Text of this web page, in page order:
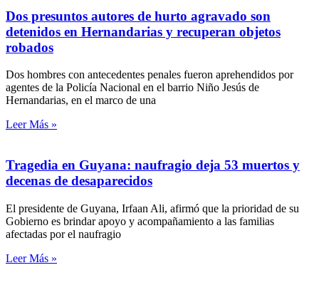
Dos presuntos autores de hurto agravado son
detenidos en Hernandarias y recuperan objetos
robados
Dos hombres con antecedentes penales fueron aprehendidos por
agentes de la Policía Nacional en el barrio Niño Jesús de
Hernandarias, en el marco de una
Leer Más »
Tragedia en Guyana: naufragio deja 53 muertos y
decenas de desaparecidos
El presidente de Guyana, Irfaan Ali, afirmó que la prioridad de su
Gobierno es brindar apoyo y acompañamiento a las familias
afectadas por el naufragio
Leer Más »